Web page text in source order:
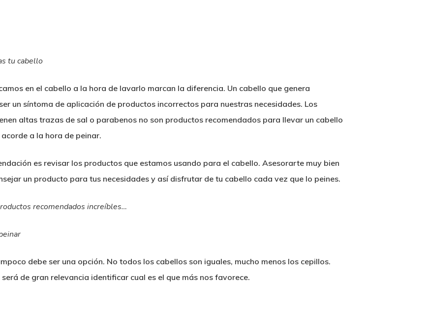
tu cabello
en el cabello a la hora de lavarlo marcan la diferencia. Un cabello que genera
un síntoma de aplicación de productos incorrectos para nuestras necesidades. Los
altas trazas de sal o parabenos no son productos recomendados para llevar un cabello
a la hora de peinar.
es revisar los productos que estamos usando para el cabello. Asesorarte muy bien
un producto para tus necesidades y así disfrutar de tu cabello cada vez que lo peines.
recomendados increíbles…
debe ser una opción. No todos los cabellos son iguales, mucho menos los cepillos.
de gran relevancia identificar cual es el que más nos favorece.